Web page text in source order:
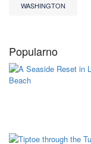
WASHINGTON
Popularno